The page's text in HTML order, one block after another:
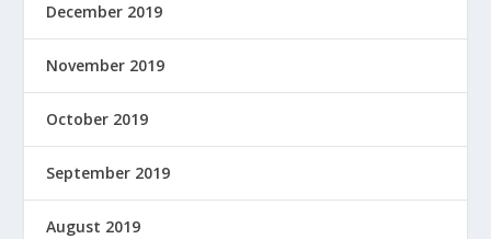
December 2019
November 2019
October 2019
September 2019
August 2019